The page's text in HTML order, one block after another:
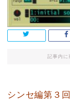
記事内に
シンセ編第３回